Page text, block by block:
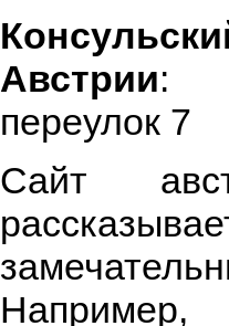
Австрии:
переулок 7
Сайт